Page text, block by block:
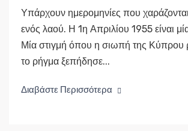
Υπάρχουν ημερομηνίες που
ενός λαού. Η 1η Απριλίου 1955 είναι
Μία στιγμή όπου η σιωπή της Κύπρου
το ρήγμα ξεπήδησε...
Διαβάστε Περισσότερα